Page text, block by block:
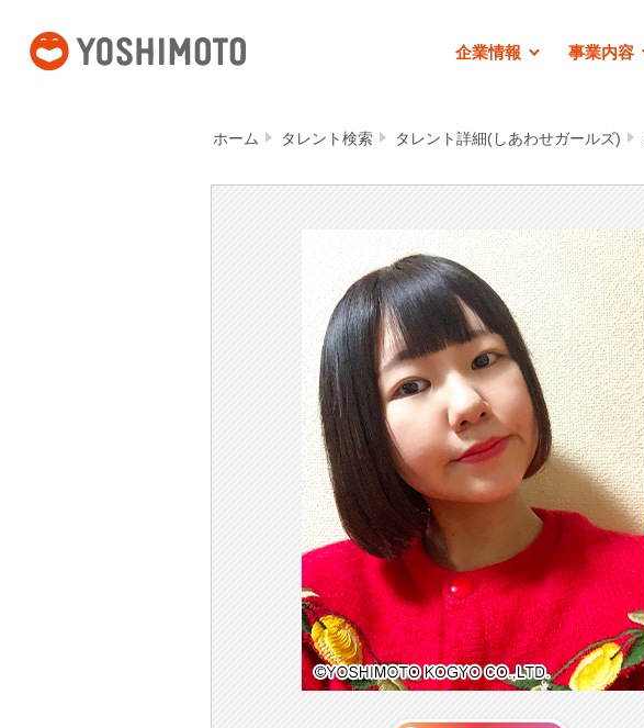
企業情報 事業内容
ホーム タレント検索 タレント詳細(しあわせガールズ)